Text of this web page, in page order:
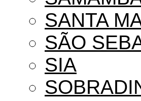
SANTA
SÃO
SIA